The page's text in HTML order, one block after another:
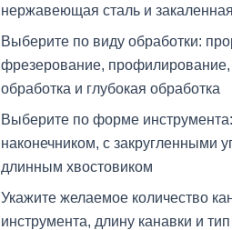
нержавеющая сталь и
Выберите по виду обработки:
фрезерование, профилирование,
обработка и глубокая обработка
Выберите по форме
наконечником, с закругленными
длинным хвостовиком
Укажите желаемое количество
инструмента, длину канавки и